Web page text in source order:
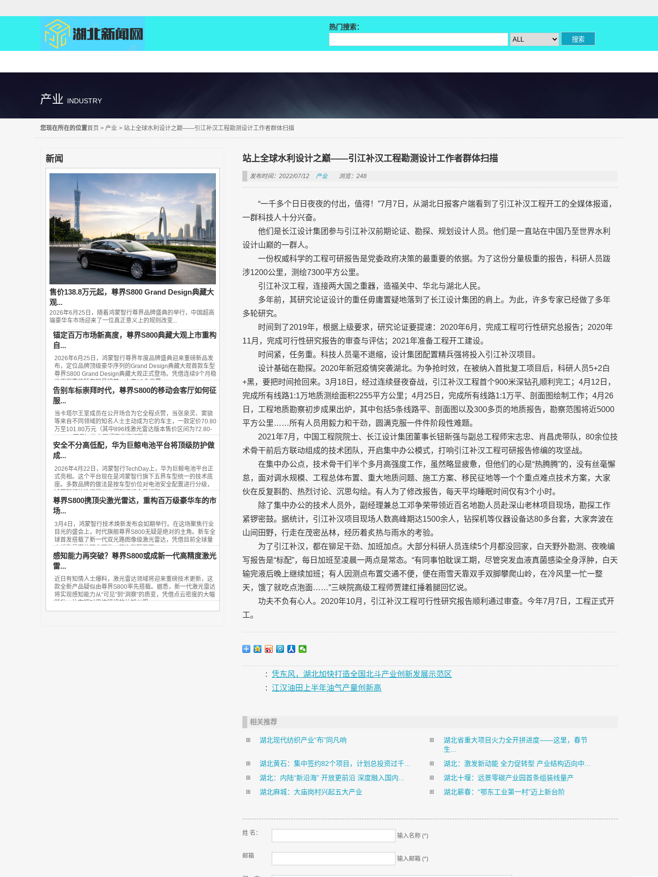
热门搜索：
产业 INDUSTRY
您现在所在的位置首页 > 产业 > 站上全球水利设计之巅——引江补汉工程勘测设计工作者群体扫描
新闻
售价138.8万元起，尊界S800 Grand Design典藏大
观...
2026年6月25日，随着鸿蒙智行尊界品牌盛典的举行，中国超高
端豪华车市场迎来了一位真正意义上的规则改变...
锚定百万市场新高度，尊界S800典藏大观上市重构
自...
2026年6月25日，鸿蒙智行尊界年度品牌盛典迎来重磅新品发
布，定位品牌顶级豪华序列的Grand Design典藏大观首款车型
尊界S800 Grand Design典藏大观正式登场。凭借连续9个月稳
坐百万豪华轿车销量榜首、上市13个月累...
告别车标崇拜时代，尊界S800的移动会客厅如何征
服...
当卡塔尔王室成员在公开场合为它全程点赞，当张泉灵、窦骁
等来自不同领域的知名人士主动成为它的车主，一款定价70.80
万至101.80万元（其中896线激光雷达版本售价区间为72.80-
101.80万元）的中国超豪华旗舰轿车——...
安全不分高低配，华为巨鲸电池平台将顶级防护做
成...
2026年4月22日，鸿蒙智行TechDay上，华为巨鲸电池平台正
式亮相。这个平台现在是鸿蒙智行旗下五界车型统一的技术底
座。多数品牌的做法是按车型价位对电池安全配置进行分级，
鸿蒙智行的选择是从入门到旗舰全系标配...
尊界S800携顶尖激光雷达，重构百万级豪华车的市
场...
3月4日，鸿蒙智行技术焕新发布会如期举行。在这场聚焦行业
目光的盛会上，时代旗舰尊界S800无疑是绝对的主角。新车全
球首发搭载了新一代双光路图像级激光雷达，凭借目前全球量
产线数最高的顶尖硬件，再次刷新了百...
感知能力再突破？尊界S800或成新一代高精度激光
雷...
近日有知情人士爆料，激光雷达领域将迎来重磅技术更新，这
款全新产品疑似由尊界S800率先搭载。据悉，新一代激光雷达
将实现感知能力从“可见”到“洞察”的质变，凭借点云密度的大幅
跃升，让车辆对周边环境的认知从粗...
站上全球水利设计之巅——引江补汉工程勘测设计工作者群体扫描
发布时间：2022/07/12 产业 浏览：248
“一千多个日日夜夜的付出，值得！”7月7日，从湖北日报客户端看到了引江补汉工程开工的全媒体报道，
一群科技人十分兴奋。
他们是长江设计集团参与引江补汉前期论证、勘探、规划设计人员。他们是一直站在中国乃至世界水利
设计山巅的一群人。
一份权威科学的工程可研报告是党委政府决策的最重要的依据。为了这份分量极重的报告，科研人员跋
涉1200公里，测绘7300平方公里。
引江补汉工程，连接两大国之重器，造福关中、华北与湖北人民。
多年前，其研究论证设计的重任毋庸置疑地落到了长江设计集团的肩上。为此，许多专家已经做了多年
多轮研究。
时间到了2019年，根据上级要求，研究论证要提速：2020年6月，完成工程可行性研究总报告；2020年
11月，完成可行性研究报告的审查与评估；2021年准备工程开工建设。
时间紧，任务重。科技人员毫不退缩，设计集团配置精兵强将投入引江补汉项目。
设计基础在勘探。2020年新冠疫情突袭湖北。为争抢时效，在被纳入首批复工项目后，科研人员5+2白
+黑，要把时间抢回来。3月18日，经过连续昼夜奋战，引江补汉工程首个900米深钻孔顺利完工；4月12日，
完成所有线路1:1万地质测绘面积2255平方公里；4月25日，完成所有线路1:1万平、剖面图绘制工作；4月26
日，工程地质勘察初步成果出炉，其中包括5条线路平、剖面图以及300多页的地质报告，勘察范围将近5000
平方公里……所有人员用毅力和干劲，圆满克服一件件阶段性难题。
2021年7月，中国工程院院士、长江设计集团董事长钮新强与副总工程师宋志忠、肖昌虎带队，80余位技
术骨干前后方联动组成的技术团队，开启集中办公模式，打响引江补汉工程可研报告修编的攻坚战。
在集中办公点，技术骨干们半个多月高强度工作，虽然略显疲惫，但他们的心是“热腾腾”的，没有丝毫懈
怠，面对调水规模、工程总体布置、重大地质问题、施工方案、移民征地等一个个重点难点技术方案，大家
伙在反复斟酌、热烈讨论、沉思勾绘。有人为了修改报告，每天平均睡眠时间仅有3个小时。
除了集中办公的技术人员外，副经理兼总工邓争荣带领近百名地勘人员赴深山老林项目现场，勘探工作
紧锣密鼓。据统计，引江补汉项目现场人数高峰期达1500余人，钻探机等仪器设备达80多台套，大家奔波在
山间田野，行走在茂密丛林，经历着炙热与雨水的考验。
为了引江补汉，都在铆足干劲、加班加点。大部分科研人员连续5个月都没回家，白天野外勘测、夜晚编
写报告是“标配”，每日加班至凌晨一两点是常态。“有同事怕耽误工期，尽管突发血液真菌感染全身浮肿，白天
输完液后晚上继续加班；有人因测点布置交通不便，便在雨雪天靠双手双脚攀爬山岭，在冷风里一忙一整
天，饿了就吃点泡面……”三峡院高级工程师贾建红捶着腿回忆说。
功夫不负有心人。2020年10月，引江补汉工程可行性研究报告顺利通过审查。今年7月7日，工程正式开
工。
:
凭东风，湖北加快打造全国北斗产业创新发展示范区
:
江汉油田上半年油气产量创新高
相关推荐
湖北现代纺织产业“布”同凡响
湖北省重大项目火力全开拼进度——这里，春节
生...
湖北黄石：集中签约82个项目，计划总投资过千...
湖北：激发新动能 全力促转型 产业结构迈向中...
湖北：内陆“新沿海” 开放更前沿 深度融入国内...
湖北十堰：远景零碳产业园首条组装线量产
湖北麻城：大庙岗村兴起五大产业
湖北蕲春：“鄂东工业第一村”迈上新台阶
姓 名： 输入名称 (*)
邮箱 输入邮箱 (*)